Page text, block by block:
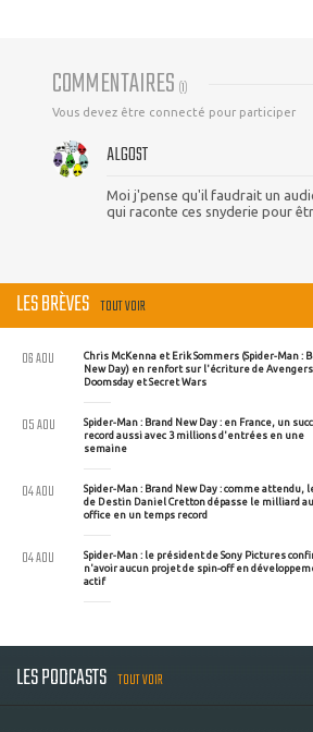
COMMENTAIRES (1)
Vous devez être connecté pour participer
ALGOST
Moi j'pense qu'il faudrait un
qui raconte ces snyderie pour
LES BRÈVES TOUT VOIR
Chris McKenna et Erik Sommers (Spider-Man :
New Day) en renfort sur l'écriture de Avengers
Doomsday et Secret Wars
06 AOU
Spider-Man : Brand New Day : en France, un
record aussi avec 3 millions d'entrées en une
semaine
05 AOU
Spider-Man : Brand New Day : comme attendu,
de Destin Daniel Cretton dépasse le milliard
office en un temps record
04 AOU
Spider-Man : le président de Sony Pictures
n'avoir aucun projet de spin-off en
actif
04 AOU
LES PODCASTS TOUT VOIR